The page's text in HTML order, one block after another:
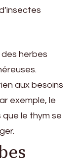
herbes
aux besoins
exemple, le
que le thym se